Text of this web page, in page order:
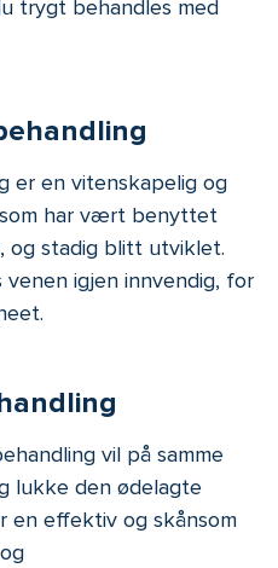
trygt behandles med
er en vitenskapelig og
har vært benyttet
og stadig blitt utviklet.
venen igjen innvendig, for
vil på samme
lukke den ødelagte
en effektiv og skånsom